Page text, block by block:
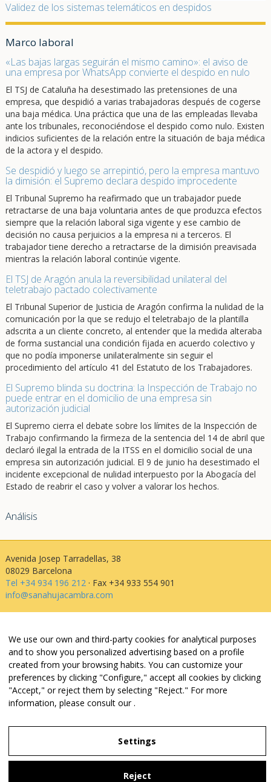
Validez de los sistemas telemáticos en despidos
Marco laboral
«Las bajas largas seguirán el mismo camino»: el aviso de
una empresa por WhatsApp convierte el despido en nulo
El TSJ de Cataluña ha desestimado las pretensiones de una
empresa, que despidió a varias trabajadoras después de cogerse
una baja médica. Una práctica que una de las empleadas llevaba
ante los tribunales, reconociéndose el despido como nulo. Existen
indicios suficientes de la relación entre la situación de baja médica
de la actora y el despido.
Se despidió y luego se arrepintió, pero la empresa mantuvo
la dimisión: el Supremo declara despido improcedente
El Tribunal Supremo ha reafirmado que un trabajador puede
retractarse de una baja voluntaria antes de que produzca efectos
siempre que la relación laboral siga vigente y ese cambio de
decisión no causa perjuicios a la empresa ni a terceros. El
trabajador tiene derecho a retractarse de la dimisión preavisada
mientras la relación laboral continúe vigente.
El TSJ de Aragón anula la reversibilidad unilateral del
teletrabajo pactado colectivamente
El Tribunal Superior de Justicia de Aragón confirma la nulidad de la
comunicación por la que se redujo el teletrabajo de la plantilla
adscrita a un cliente concreto, al entender que la medida alteraba
de forma sustancial una condición fijada en acuerdo colectivo y
que no podía imponerse unilateralmente sin seguir el
procedimiento del artículo 41 del Estatuto de los Trabajadores.
El Supremo blinda su doctrina: la Inspección de Trabajo no
puede entrar en el domicilio de una empresa sin
autorización judicial
El Supremo cierra el debate sobre los límites de la Inspección de
Trabajo confirmando la firmeza de la sentencia del 14 de abril que
declaró ilegal la entrada de la ITSS en el domicilio social de una
empresa sin autorización judicial. El 9 de junio ha desestimado el
incidente excepcional de nulidad interpuesto por la Abogacía del
Estado de reabrir el caso y volver a valorar los hechos.
Análisis
Avenida Josep Tarradellas, 38
08029 Barcelona
Tel +34 934 196 212· Fax +34 933 554 901
info@sanahujacambra.com
Política de privacidad
Política de cookies
Política de web i redes
Parking público: Avenida Josep Tarradellas, 38
We use our own and third-party cookies for analytical purposes
and to show you personalized advertising based on a profile
created from your browsing habits. You can customize your
preferences by clicking "Configure," accept all cookies by clicking
"Accept," or reject them by selecting "Reject." For more
information, please consult our.
Settings
Reject
Legal Notice
Privacy Policy
Settings